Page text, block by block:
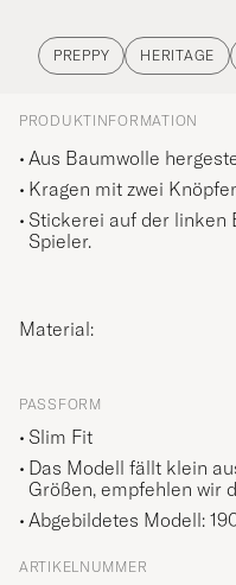
PREPPY HERITAGE
PRODUKTINFORMATION
Aus Baumwolle
Kragen mit zwei
Stickerei auf der linken
Spieler.
Material:
PASSFORM
Slim Fit
Das Modell fällt klein
Größen, empfehlen wir
Abgebildetes Modell:
ARTIKELNUMMER